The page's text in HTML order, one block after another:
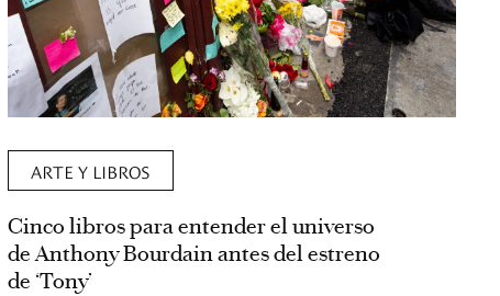
ARTE Y LIBROS
Cinco libros para entender el universo
de Anthony Bourdain antes del estreno
de ‘Tony’